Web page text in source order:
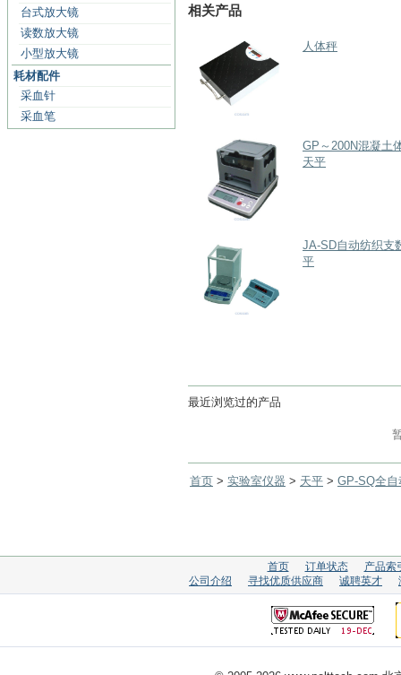
台式放大镜
读数放大镜
小型放大镜
耗材配件
采血针
采血笔
相关产品
人体秤
GP～200N混凝土
天平
JA-SD自动纺织支
平
最近浏览过的产品
首页 > 实验室仪器 > 天平 > GP-SQ全
首页 订单状态
产品索
公司介绍
寻找优质供应商 诚聘英才